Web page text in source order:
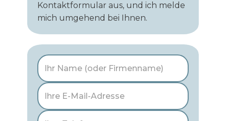
Kontaktformular aus, und ich melde
mich umgehend bei Ihnen.